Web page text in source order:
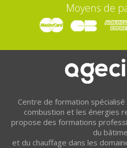
Moyens de
Centre de formation
combustion et les énergies
propose des formations
du
et du chauffage dans les